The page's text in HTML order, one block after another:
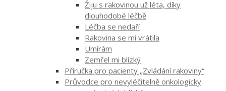
Žiju s rakovinou už léta, díky
dlouhodobé léčbě
Léčba se nedaří
Rakovina se mi vrátila
Umírám
Zemřel mi blízký
Příručka pro pacienty „Zvládání rakoviny“
Průvodce pro nevyléčitelně onkologicky